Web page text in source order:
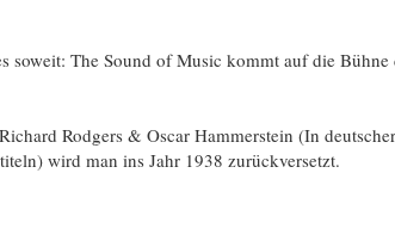
soweit: The Sound of Music kommt auf die Bühne
Rodgers & Oscar Hammerstein (In
wird man ins Jahr 1938 zurückversetzt.